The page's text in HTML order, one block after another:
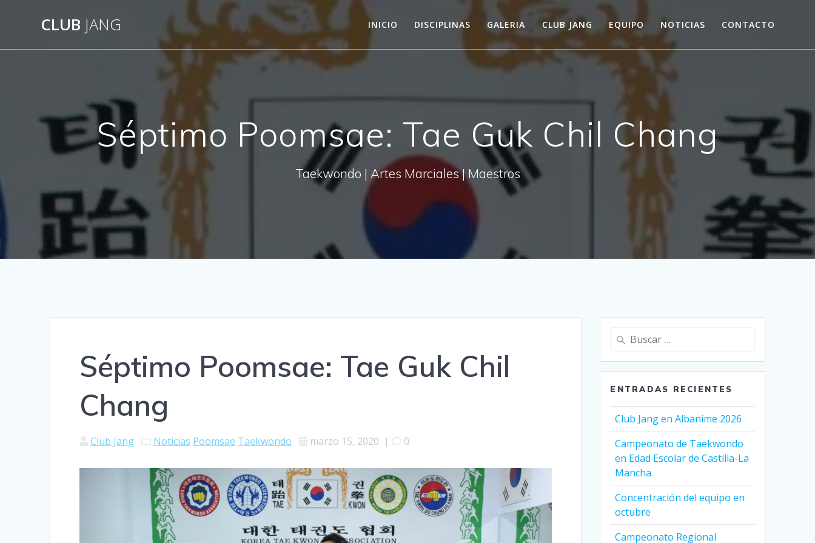
CLUB JANG INICIO DISCIPLINAS GALERIA CLUB JANG EQUIPO NOTICIAS CONTACTO
Séptimo Poomsae: Tae Guk Chil Chang
Taekwondo | Artes Marciales | Maestros
Séptimo Poomsae: Tae Guk Chil
Chang
Club Jang Noticias Poomsae Taekwondo marzo 15, 2020 | 0
ENTRADAS RECIENTES
Club Jang en Albanime 2026
Campeonato de Taekwondo
en Edad Escolar de Castilla-La
Mancha
Concentración del equipo en
octubre
Campeonato Regional